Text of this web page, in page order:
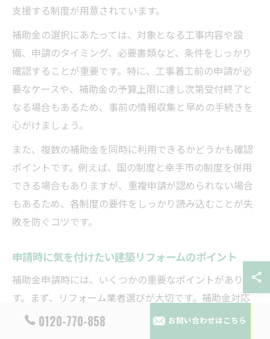
支援する制度が用意されています。
補助金の選択にあたっては、対象となる工事内容や設
備、申請のタイミング、必要書類など、条件をしっかり
確認することが重要です。特に、工事着工前の申請が必
要なケースや、補助金の予算上限に達し次第受付終了と
なる場合もあるため、事前の情報収集と早めの手続きを
心がけましょう。
また、複数の補助金を同時に利用できるかどうかも確認
ポイントです。例えば、国の制度と幸手市の制度を併用
できる場合もありますが、重複申請が認められない場合
もあるため、各制度の要件をしっかり読み込むことが失
敗を防ぐコツです。
申請時に気を付けたい建築リフォームのポイント
補助金申請時には、いくつかの重要なポイントがありま
す。まず、リフォーム業者選びが大切です。補助金対応
の実績がある業者であれば、必要書類や申請手続きもス
0120-770-858 お問い合わせはこちら